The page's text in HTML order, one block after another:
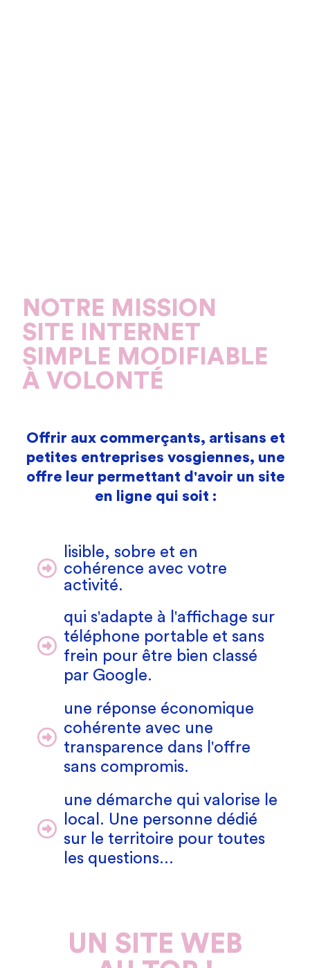
NOTRE MISSION
SITE INTERNET
SIMPLE MODIFIABLE
À VOLONTÉ
Offrir aux commerçants, artisans et
petites entreprises vosgiennes, une
offre leur permettant d'avoir un site
en ligne qui soit :
lisible, sobre et en
cohérence avec votre
activité.
qui s'adapte à l'affichage sur
téléphone portable et sans
frein pour être bien classé
par Google.
une réponse économique
cohérente avec une
transparence dans l'offre
sans compromis.
une démarche qui valorise le
local. Une personne dédié
sur le territoire pour toutes
les questions...
UN SITE WEB